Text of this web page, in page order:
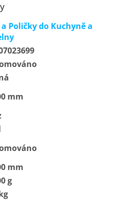
a Poličky do Kuchyně a
mm
mm
g